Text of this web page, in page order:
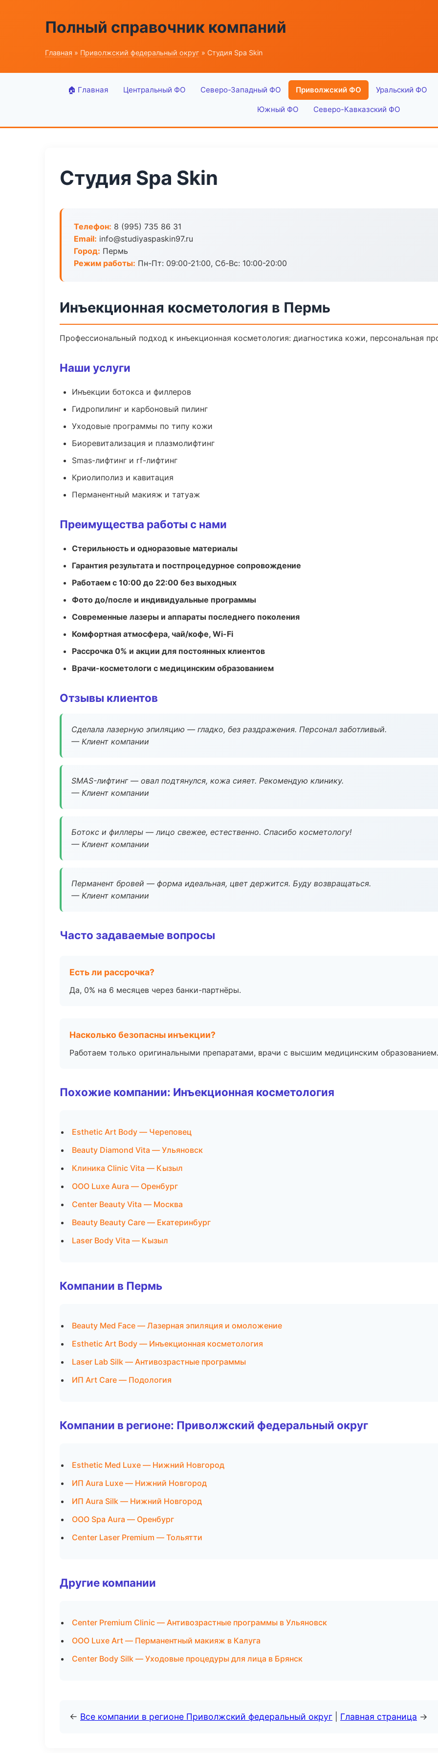
Полный справочник компаний
Главная » Приволжский федеральный округ » Студия Spa Skin
🏠 Главная Центральный ФО Северо-Западный ФО Приволжский ФО Уральский ФО
Южный ФО Северо-Кавказский ФО
Студия Spa Skin
Телефон: 8 (995) 735 86 31
Email: info@studiyaspaskin97.ru
Город: Пермь
Режим работы: Пн-Пт: 09:00-21:00, Сб-Вс: 10:00-20:00
Инъекционная косметология в Пермь
Профессиональный подход к инъекционная косметология: диагностика кожи, персональная
Наши услуги
Инъекции ботокса и филлеров
Гидропилинг и карбоновый пилинг
Уходовые программы по типу кожи
Биоревитализация и плазмолифтинг
Smas-лифтинг и rf-лифтинг
Криолиполиз и кавитация
Перманентный макияж и татуаж
Преимущества работы с нами
Стерильность и одноразовые материалы
Гарантия результата и постпроцедурное сопровождение
Работаем с 10:00 до 22:00 без выходных
Фото до/после и индивидуальные программы
Современные лазеры и аппараты последнего поколения
Комфортная атмосфера, чай/кофе, Wi-Fi
Рассрочка 0% и акции для постоянных клиентов
Врачи-косметологи с медицинским образованием
Отзывы клиентов
Сделала лазерную эпиляцию — гладко, без раздражения. Персонал заботливый.
— Клиент компании
SMAS-лифтинг — овал подтянулся, кожа сияет. Рекомендую клинику.
— Клиент компании
Ботокс и филлеры — лицо свежее, естественно. Спасибо косметологу!
— Клиент компании
Перманент бровей — форма идеальная, цвет держится. Буду возвращаться.
— Клиент компании
Часто задаваемые вопросы
Есть ли рассрочка?
Да, 0% на 6 месяцев через банки-партнёры.
Насколько безопасны инъекции?
Работаем только оригинальными препаратами, врачи с высшим медицинским образованием.
Похожие компании: Инъекционная косметология
Esthetic Art Body — Череповец
Beauty Diamond Vita — Ульяновск
Клиника Clinic Vita — Кызыл
ООО Luxe Aura — Оренбург
Center Beauty Vita — Москва
Beauty Beauty Care — Екатеринбург
Laser Body Vita — Кызыл
Компании в Пермь
Beauty Med Face — Лазерная эпиляция и омоложение
Esthetic Art Body — Инъекционная косметология
Laser Lab Silk — Антивозрастные программы
ИП Art Care — Подология
Компании в регионе: Приволжский федеральный округ
Esthetic Med Luxe — Нижний Новгород
ИП Aura Luxe — Нижний Новгород
ИП Aura Silk — Нижний Новгород
ООО Spa Aura — Оренбург
Center Laser Premium — Тольятти
Другие компании
Center Premium Clinic — Антивозрастные программы в Ульяновск
ООО Luxe Art — Перманентный макияж в Калуга
Center Body Silk — Уходовые процедуры для лица в Брянск
← Все компании в регионе Приволжский федеральный округ Главная страница →